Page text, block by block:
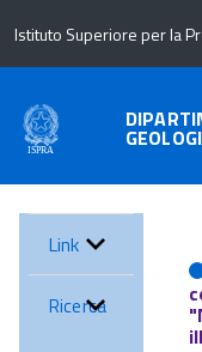
Istituto Superiore per la
Link
Ricerca